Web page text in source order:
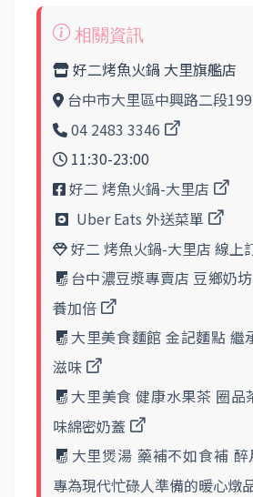
好二烤魚火鍋 大里旗艦店
台中市大里區中興路二段
04 2483 3346
11:30-23:00
好二 烤魚火鍋-大里店
Uber Eats 外送菜單
好二 烤魚火鍋-大里店 線上
台中濃豆漿專賣店 豆鄉奶
養加倍
大里美食麵館 金記麵點 繼
滋味
大里美食 健康水果茶 圈品
味綿密奶蓋
大里煲湯 藥補不如食補
專為現代忙碌人準備的暖心燉